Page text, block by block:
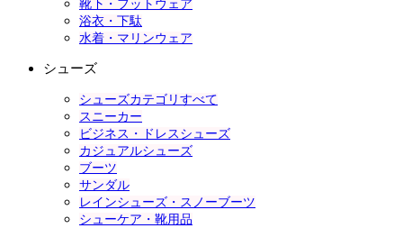
靴下・フットウェア
浴衣・下駄
水着・マリンウェア
シューズ
シューズカテゴリすべて
スニーカー
ビジネス・ドレスシューズ
カジュアルシューズ
ブーツ
サンダル
レインシューズ・スノーブーツ
シューケア・靴用品